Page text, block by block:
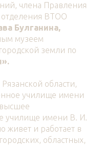
члена Правления
отделения ВТОО
Булганина,
музеем
земли по
области,
училище имени
училище имени В. И.
живет и работает в
областных,